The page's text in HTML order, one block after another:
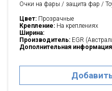
Очки на фары / защита фар /
Цвет: Прозрачные
Крепление: На креплениях
Ширина:
Производитель: EGR
Дополнительная